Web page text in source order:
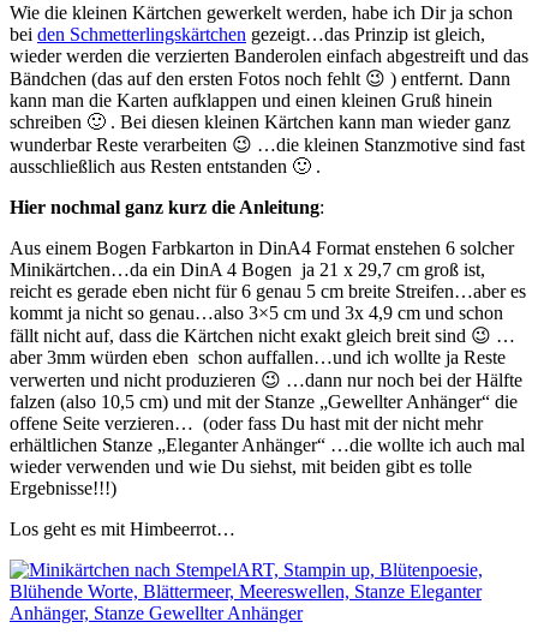
Wie die kleinen Kärtchen gewerkelt werden, habe ich Dir ja schon
bei den Schmetterlingskärtchen gezeigt…das Prinzip ist gleich,
wieder werden die verzierten Banderolen einfach abgestreift und das
Bändchen (das auf den ersten Fotos noch fehlt 😉 ) entfernt. Dann
kann man die Karten aufklappen und einen kleinen Gruß hinein
schreiben 🙂 . Bei diesen kleinen Kärtchen kann man wieder ganz
wunderbar Reste verarbeiten 😉 …die kleinen Stanzmotive sind fast
ausschließlich aus Resten entstanden 🙂 .
Hier nochmal ganz kurz die Anleitung:
Aus einem Bogen Farbkarton in DinA4 Format enstehen 6 solcher
Minikärtchen…da ein DinA 4 Bogen ja 21 x 29,7 cm groß ist,
reicht es gerade eben nicht für 6 genau 5 cm breite Streifen…aber es
kommt ja nicht so genau…also 3×5 cm und 3x 4,9 cm und schon
fällt nicht auf, dass die Kärtchen nicht exakt gleich breit sind 😉 …
aber 3mm würden eben schon auffallen…und ich wollte ja Reste
verwerten und nicht produzieren 😉 …dann nur noch bei der Hälfte
falzen (also 10,5 cm) und mit der Stanze „Gewellter Anhänger“ die
offene Seite verzieren… (oder fass Du hast mit der nicht mehr
erhältlichen Stanze „Eleganter Anhänger“ …die wollte ich auch mal
wieder verwenden und wie Du siehst, mit beiden gibt es tolle
Ergebnisse!!!)
Los geht es mit Himbeerrot…